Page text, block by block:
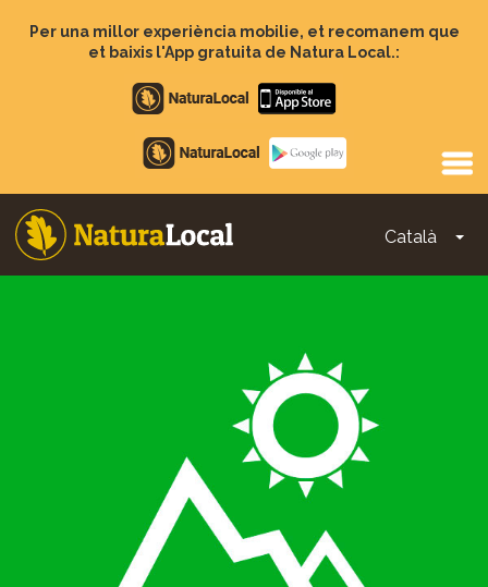
Per una millor experiència mobilie, et recomanem que
et baixis l'App gratuita de Natura Local.:
Apple
store
Google
Play
Català
Main